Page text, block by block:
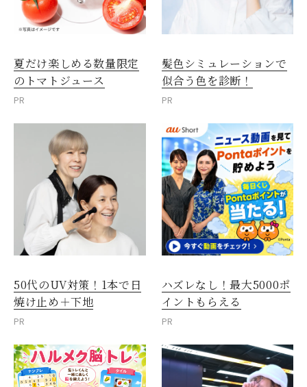
夏だけ楽しめる数量限定
のトマトジュース
PR
髪色シミュレーションで
似合う色を診断！
PR
50代のUV対策！1本で日
焼け止め＋下地
PR
ハズレなし！最大5000ポ
イントもらえる
PR